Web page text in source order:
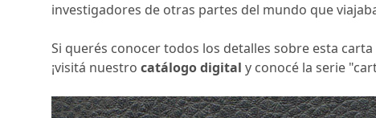
investigadores de otras partes del mundo que
Si querés conocer todos los detalles sobre esta carta
¡visitá nuestro catálogo digital y conocé la serie